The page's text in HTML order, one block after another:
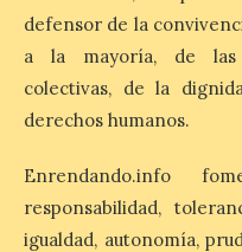
Cruz Roja
Premio
los 10
durante el fin de
a nueve personas heridas
defensor de la
a la mayoría, de las
colectivas, de la
derechos humanos.
Enrendando.info
responsabilidad,
igualdad, autonomía,